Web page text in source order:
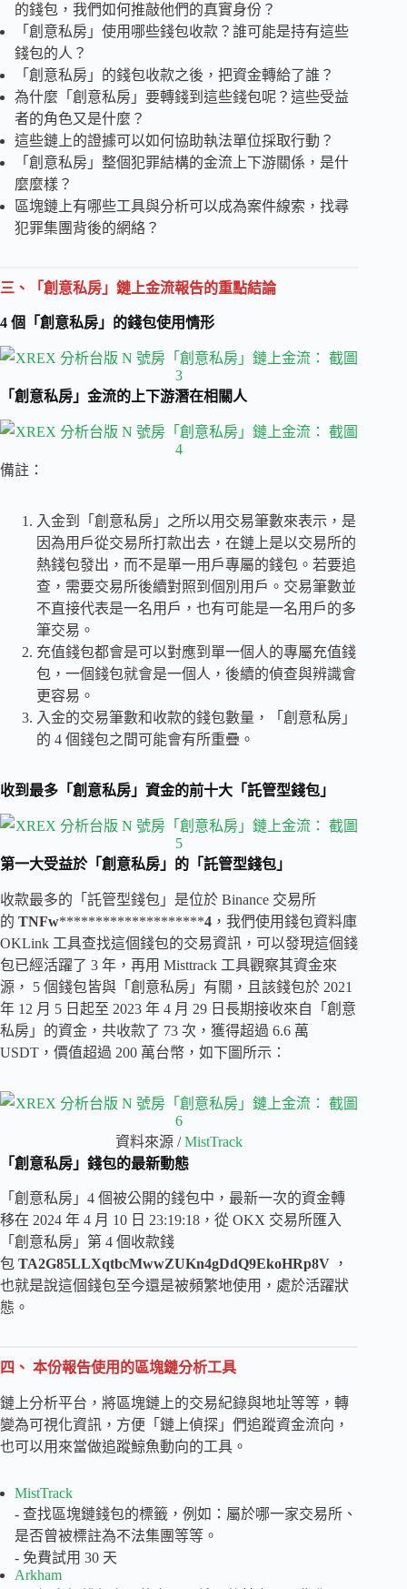
的錢包，我們如何推敲他們的真實身份？
「創意私房」使用哪些錢包收款？誰可能是持有這些
錢包的人？
「創意私房」的錢包收款之後，把資金轉給了誰？
為什麼「創意私房」要轉錢到這些錢包呢？這些受益
者的角色又是什麼？
這些鏈上的證據可以如何協助執法單位採取行動？
「創意私房」整個犯罪結構的金流上下游關係，是什
麼麼樣？
區塊鏈上有哪些工具與分析可以成為案件線索，找尋
犯罪集團背後的網絡？
三、「創意私房」鏈上金流報告的重點結論
4 個「創意私房」的錢包使用情形
「創意私房」金流的上下游潛在相關人
備註：
入金到「創意私房」之所以用交易筆數來表示，是
因為用戶從交易所打款出去，在鏈上是以交易所的
熱錢包發出，而不是單一用戶專屬的錢包。若要追
查，需要交易所後續對照到個別用戶。交易筆數並
不直接代表是一名用戶，也有可能是一名用戶的多
筆交易。
充值錢包都會是可以對應到單一個人的專屬充值錢
包，一個錢包就會是一個人，後續的偵查與辨識會
更容易。
入金的交易筆數和收款的錢包數量，「創意私房」
的 4 個錢包之間可能會有所重疊。
收到最多「創意私房」資金的前十大「託管型錢包」
第一大受益於「創意私房」的「託管型錢包」
收款最多的「託管型錢包」是位於 Binance 交易所
的 TNFw********************4 ，我們使用錢包資料庫
OKLink 工具查找這個錢包的交易資訊，可以發現這個錢
包已經活躍了 3 年，再用 Misttrack 工具觀察其資金來
源， 5 個錢包皆與「創意私房」有關，且該錢包於 2021
年 12 月 5 日起至 2023 年 4 月 29 日長期接收來自「創意
私房」的資金，共收款了 73 次，獲得超過 6.6 萬
USDT，價值超過 200 萬台幣，如下圖所示：
資料來源 /MistTrack
「創意私房」錢包的最新動態
「創意私房」4 個被公開的錢包中，最新一次的資金轉
移在 2024 年 4 月 10 日 23:19:18，從 OKX 交易所匯入
「創意私房」第 4 個收款錢
包 TA2G85LLXqtbcMwwZUKn4gDdQ9EkoHRp8V ，
也就是說這個錢包至今還是被頻繁地使用，處於活躍狀
態。
四、 本份報告使用的區塊鏈分析工具
鏈上分析平台，將區塊鏈上的交易紀錄與地址等等，轉
變為可視化資訊，方便「鏈上偵探」們追蹤資金流向，
也可以用來當做追蹤鯨魚動向的工具。
MistTrack
- 查找區塊鏈錢包的標籤，例如：屬於哪一家交易所、
是否曾被標註為不法集團等等。
- 免費試用 30 天
Arkham